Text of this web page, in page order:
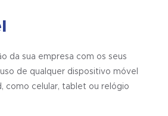
da sua empresa com os seus
de qualquer dispositivo móvel
como celular, tablet ou relógio